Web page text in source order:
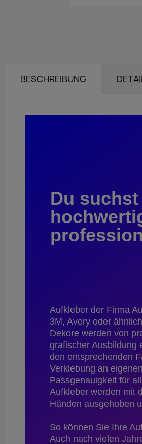
BESCHREIBUNG
Du
Aufkleber der Firma
3M, Avery oder
Dekore werden von
grafischer Ausbildung
den entsprechenden
Verklebung an
Passgenauigkeit für
Aufkleber werden mit
Händen ausgehoben
So können Sie Ihre
Auch nach vielen